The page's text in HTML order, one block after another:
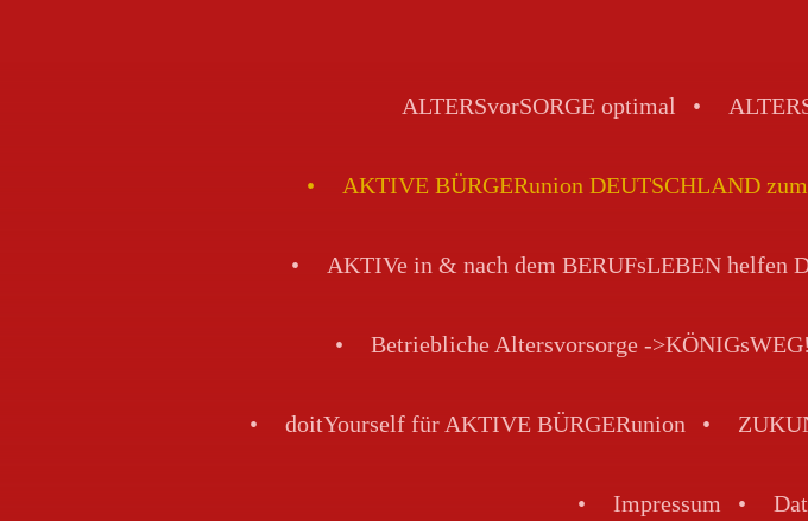
ALTERSvorSORGE optimal
AKTIVE BÜRGERunion DEUTSCHLAND
AKTIVe in & nach dem BERUFsLEBEN helfen
Betriebliche Altersvorsorge -
doitYourself für AKTIVE BÜRGERunion
Impressum